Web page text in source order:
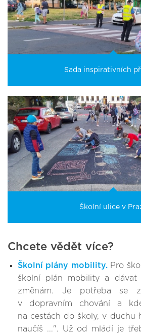
Sada inspirativních
Školní ulice v
Chcete vědět více?
Školní plány mobility. Pro
školní plán mobility a dávat
změnám. Je potřeba se
v dopravním chování a
na cestách do školy, v duchu
naučíš ...". Už od mládí je